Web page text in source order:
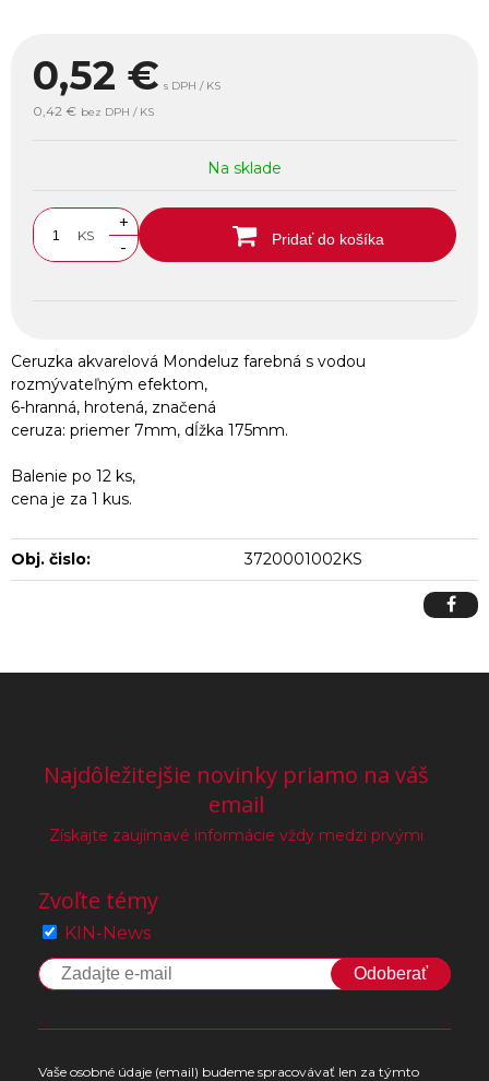
0,52 € s DPH / KS
0,42 € bez DPH / KS
Na sklade
KS
+
-
Pridať do košíka
Ceruzka akvarelová Mondeluz farebná s vodou
rozmývateľným efektom,
6-hranná, hrotená, značená
ceruza: priemer 7mm, dĺžka 175mm.
Balenie po 12 ks,
cena je za 1 kus.
Obj. čislo: 3720001002KS
Najdôležitejšie novinky priamo na váš
email
Získajte zaujímavé informácie vždy medzi prvými
Zvoľte témy
KIN-News
Odoberať
Vaše osobné údaje (email) budeme spracovávať len za týmto